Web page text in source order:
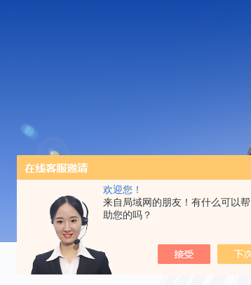
欢迎您！
来自局域网的朋友！有什么可以帮
助您的吗？
当前位置：首页